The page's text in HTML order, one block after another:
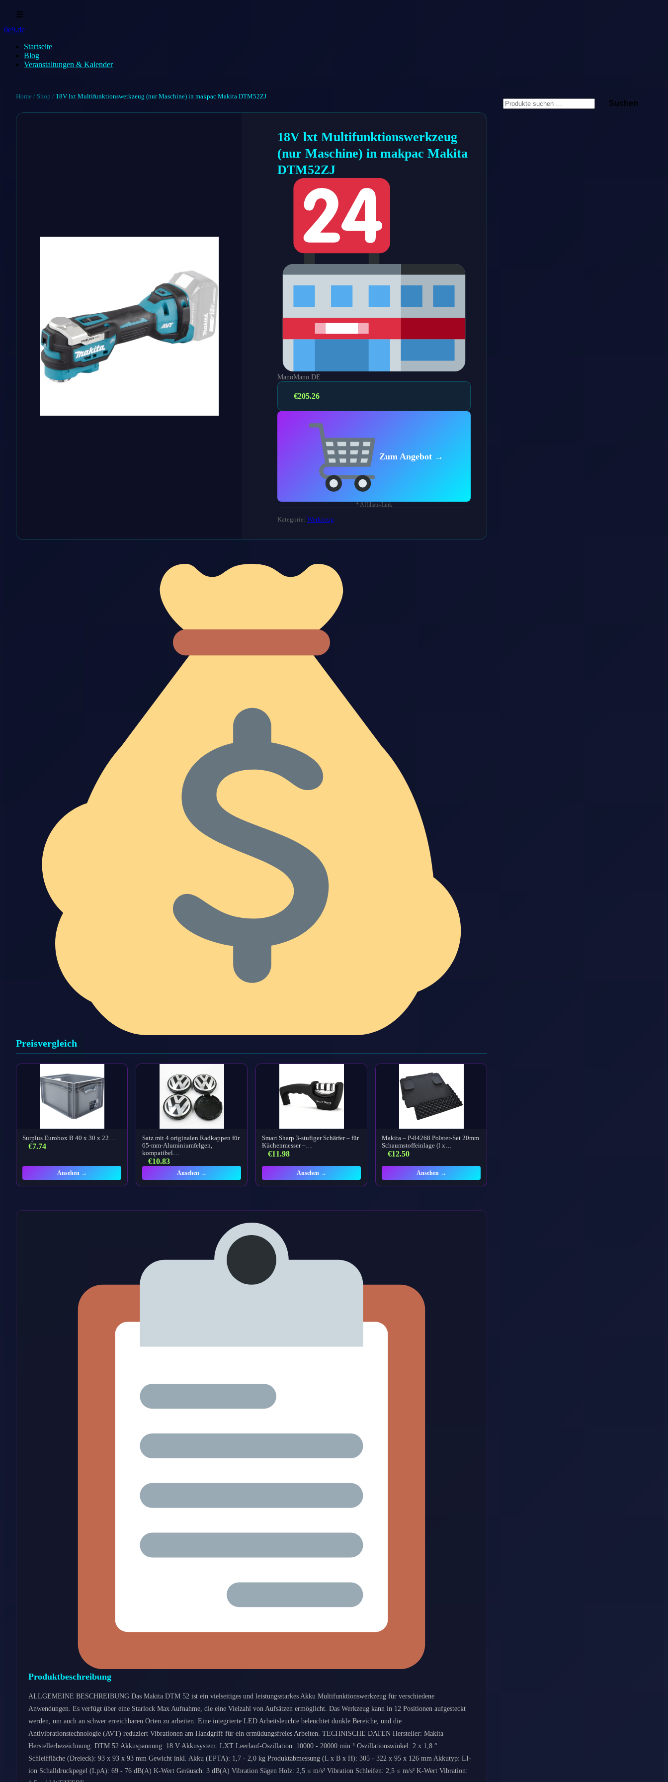
☰
0e9.de
Startseite
Blog
Veranstaltungen & Kalender
Home / Shop / 18V lxt Multifunktionswerkzeug (nur Maschine) in makpac Makita DTM52ZJ
18V lxt Multifunktionswerkzeug
(nur Maschine) in makpac Makita
DTM52ZJ
ManoMano DE
€205.26
Zum Angebot →
* Affiliate-Link
Kategorie: Werkzeug
Preisvergleich
Surplus Eurobox B 40 x 30 x 22…
€7.74
Ansehen →
Satz mit 4 originalen Radkappen für
65-mm-Aluminiumfelgen,
kompatibel…
€10.83
Ansehen →
Smart Sharp 3-stufiger Schärfer – für
Küchenmesser –…
€11.98
Ansehen →
Makita – P-84268 Polster-Set 20mm
Schaumstoffeinlage (l x…
€12.50
Ansehen →
Produktbeschreibung
ALLGEMEINE BESCHREIBUNG Das Makita DTM 52 ist ein vielseitiges und leistungsstarkes Akku Multifunktionswerkzeug für verschiedene
Anwendungen. Es verfügt über eine Starlock Max Aufnahme, die eine Vielzahl von Aufsätzen ermöglicht. Das Werkzeug kann in 12 Positionen aufgesteckt
werden, um auch an schwer erreichbaren Orten zu arbeiten. Eine integrierte LED Arbeitsleuchte beleuchtet dunkle Bereiche, und die
Antivibrationstechnologie (AVT) reduziert Vibrationen am Handgriff für ein ermüdungsfreies Arbeiten. TECHNISCHE DATEN Hersteller: Makita
Herstellerbezeichnung: DTM 52 Akkuspannung: 18 V Akkusystem: LXT Leerlauf-Oszillation: 10000 - 20000 min⁻¹ Oszillationswinkel: 2 x 1,8 °
Schleiffläche (Dreieck): 93 x 93 x 93 mm Gewicht inkl. Akku (EPTA): 1,7 - 2,0 kg Produktabmessung (L x B x H): 305 - 322 x 95 x 126 mm Akkutyp: LI-
ion Schalldruckpegel (LpA): 69 - 76 dB(A) K-Wert Geräusch: 3 dB(A) Vibration Sägen Holz: 2,5 ≤ m/s² Vibration Schleifen: 2,5 ≤ m/s² K-Wert Vibration:
Suchen
nach:
Suchen